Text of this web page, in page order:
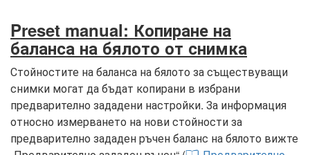
Preset manual: Копиране на
баланса на бялото от снимка
Стойностите на баланса на бялото за съществуващи
снимки могат да бъдат копирани в избрани
предварително зададени настройки. За информация
относно измерването на нови стойности за
предварително зададен ръчен баланс на бялото вижте